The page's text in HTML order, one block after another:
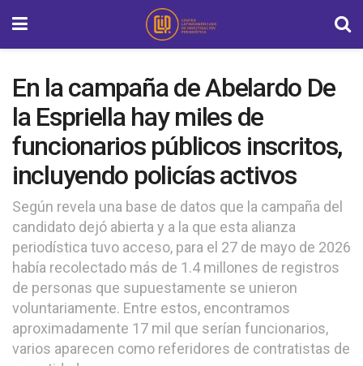
En la campaña de Abelardo De
la Espriella hay miles de
funcionarios públicos inscritos,
incluyendo policías activos
Según revela una base de datos que la campaña del
candidato dejó abierta y a la que esta alianza
periodística tuvo acceso, para el 27 de mayo de 2026
había recolectado más de 1.4 millones de registros
de personas que supuestamente se unieron
voluntariamente. Entre estos, encontramos
aproximadamente 17 mil que serían funcionarios,
varios aparecen como referidores de contratistas de